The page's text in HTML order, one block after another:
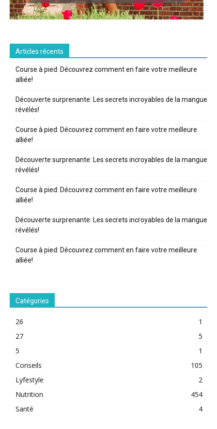
Articles récents
Course à pied: Découvrez comment en faire votre meilleure
alliée!
Découverte surprenante: Les secrets incroyables de la mangue
révélés!
Course à pied: Découvrez comment en faire votre meilleure
alliée!
Découverte surprenante: Les secrets incroyables de la mangue
révélés!
Course à pied: Découvrez comment en faire votre meilleure
alliée!
Découverte surprenante: Les secrets incroyables de la mangue
révélés!
Course à pied: Découvrez comment en faire votre meilleure
alliée!
Catégories
26
1
27
5
5
1
Conseils
105
Lyfestyle
2
Nutrition
454
Santé
4